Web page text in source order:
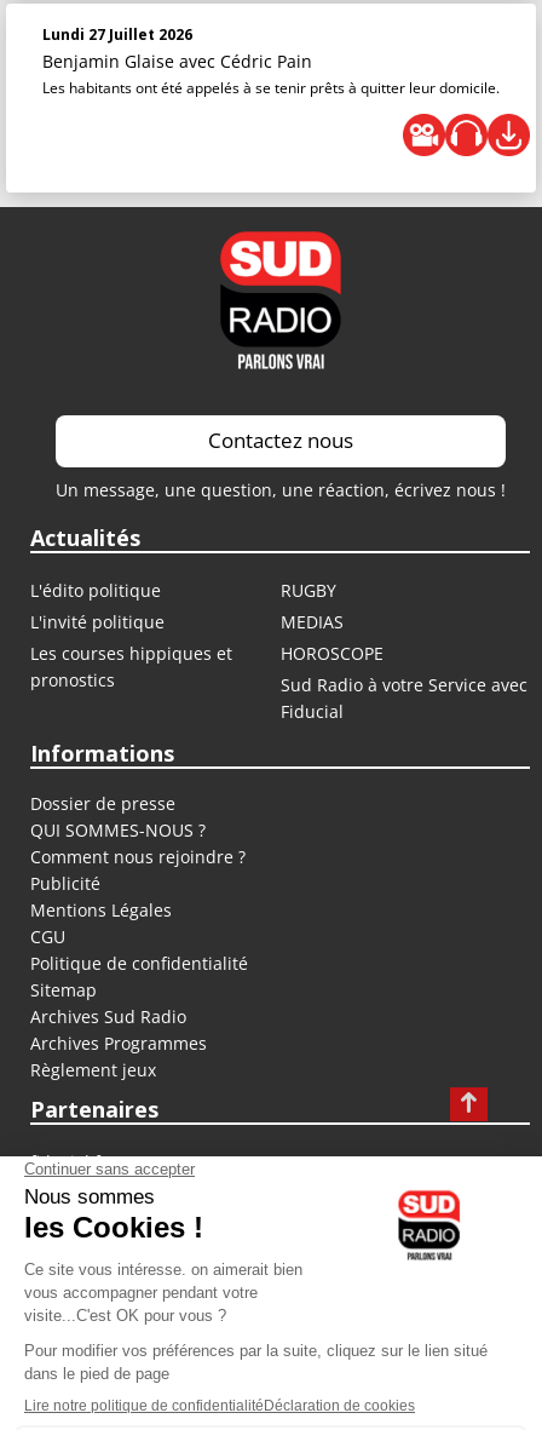
Lundi 27 Juillet 2026
Benjamin Glaise avec Cédric Pain
Les habitants ont été appelés à se tenir prêts à quitter leur domicile.
Contactez nous
Un message, une question, une réaction, écrivez nous !
Actualités
L'édito politique
RUGBY
L'invité politique
MEDIAS
Les courses hippiques et
pronostics
HOROSCOPE
Sud Radio à votre Service avec
Fiducial
Informations
Dossier de presse
QUI SOMMES-NOUS ?
Comment nous rejoindre ?
Publicité
Mentions Légales
CGU
Politique de confidentialité
Sitemap
Archives Sud Radio
Archives Programmes
Règlement jeux
Partenaires
fiducial.fr
lyoncapitale.fr
olympique-et-lyonnais.com
L'application Iphone / Android
Téléchargez l'application
Les cookies